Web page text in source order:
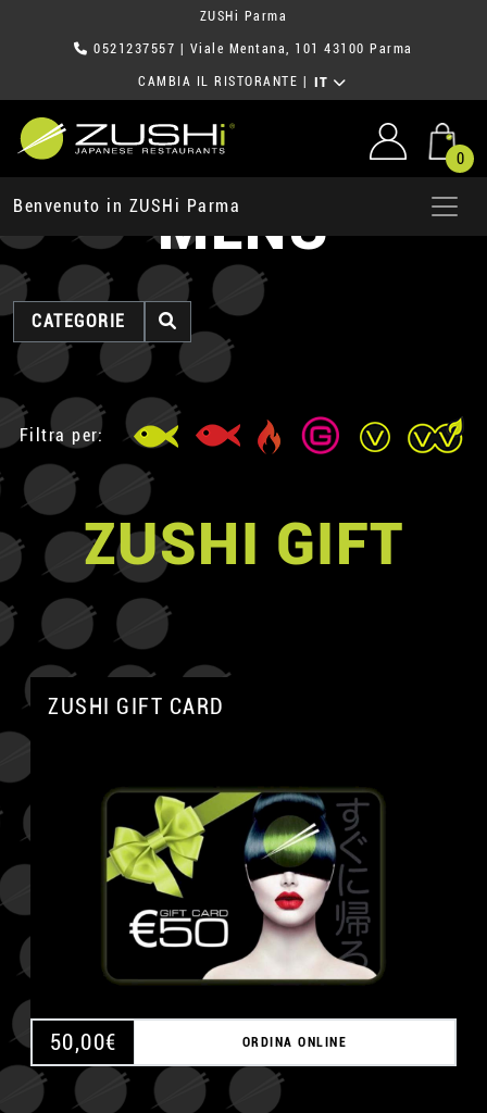
ZUSHi Parma
0521237557 | Viale Mentana, 101 43100 Parma
CAMBIA IL RISTORANTE IT
0
Benvenuto in ZUSHi ParmaMENU
CATEGORIE
Filtra per:
ZUSHI GIFT
ZUSHI GIFT CARD
50,00€ ORDINA ONLINE